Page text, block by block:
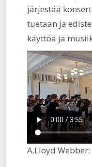
järjestää
tuetaan ja
käyttöä ja
A.Lloyd